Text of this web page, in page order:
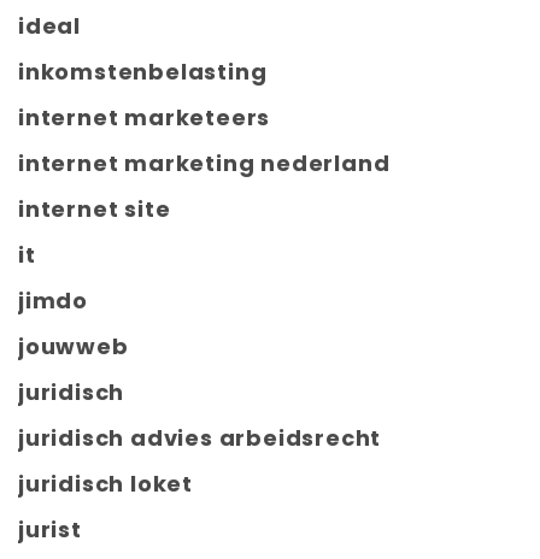
ideal
inkomstenbelasting
internet marketeers
internet marketing nederland
internet site
it
jimdo
jouwweb
juridisch
juridisch advies arbeidsrecht
juridisch loket
jurist